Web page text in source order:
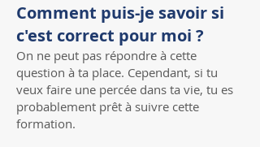
Comment puis-je savoir si
c'est correct pour moi ?
On ne peut pas répondre à cette
question à ta place. Cependant, si tu
veux faire une percée dans ta vie, tu es
probablement prêt à suivre cette
formation.